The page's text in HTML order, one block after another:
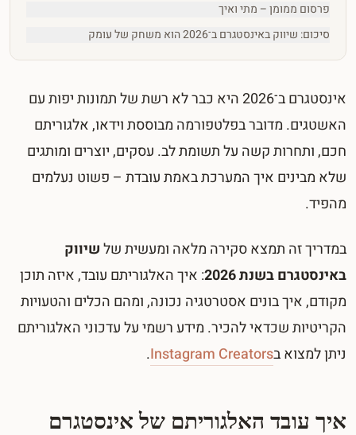
פרסום ממומן – מתי ואיך
סיכום: שיווק באינסטגרם ב־2026 הוא משחק של עומק
אינסטגרם ב־2026 היא כבר לא רשת של תמונות יפות עם
האשטגים. מדובר בפלטפורמה מבוססת וידאו, אלגוריתם
חכם, ותחרות קשה על תשומת לב. עסקים, יוצרים ומותגים
שלא מבינים איך המערכת באמת עובדת – פשוט נעלמים
מהפיד.
במדריך זה תמצא סקירה מלאה ומעשית שלשיווק
באינסטגרם בשנת 2026
: איך האלגוריתם עובד, איזה תוכן
מקודם, איך בונים אסטרטגיה נכונה, ומהם הכלים והטעויות
הקריטיות שכדאי להכיר. מידע רשמי על עדכוני האלגוריתם
ניתן למצוא בInstagram Creators
.
איך עובד האלגוריתם של אינסטגרם